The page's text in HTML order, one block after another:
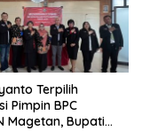
Terpilih
Pimpin BPC
Magetan, Bupati